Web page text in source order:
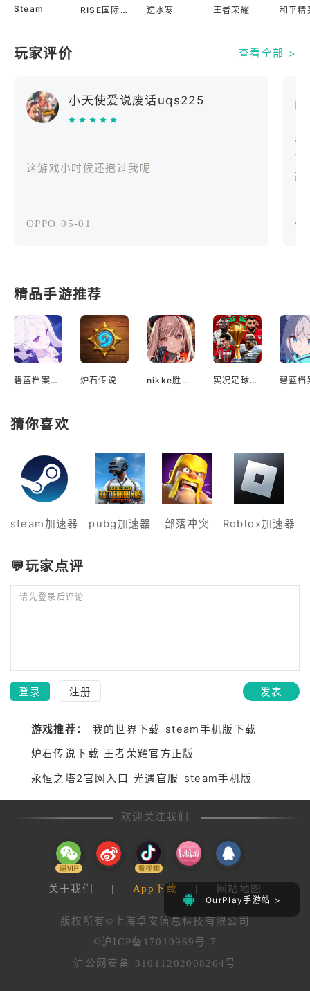
OurPlay手游站 >
Steam RISE国际服 逆水寒 王者荣耀 和平精
玩家评价 查看全部 >
小天使爱说废话uqs225
这游戏小时候还抱过我呢
OPPO 05-01
很
改
精品手游推荐
碧蓝档案国际服 炉石传说 nikke胜利女神国际服 实况足球2022手游
猜你喜欢
steam加速器 pubg加速器 部落冲突 Roblox加速器
💬玩家点评
请先登录后评论
登录 注册 发表
游戏推荐： 我的世界下载 steam手机版下载
炉石传说下载 王者荣耀官方正版
永恒之塔2官网入口 光遇官服 steam手机版
欢迎关注我们
关于我们 | App下载 | 网站地图
版权所有©上海卓安信息科技有限公司
©沪ICP备17010969号-7
沪公网安备 31011202008264号